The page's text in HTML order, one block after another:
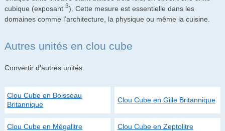
cubique (exposant 3). Cette mesure est essentielle dans les
domaines comme l’architecture, la physique ou même la cuisine.
Autres unités en clou cube
Convertir d'autres unités:
Clou Cube en Boisseau
Britannique
Clou Cube en Gille Britannique
Clou Cube en Mégalitre Clou Cube en Zeptolitre